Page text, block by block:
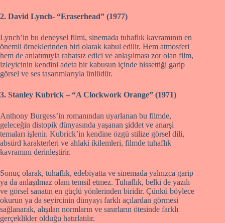
2. David Lynch- “Eraserhead” (1977)
Lynch’in bu deneysel filmi, sinemada tuhaflık kavramının en
önemli örneklerinden biri olarak kabul edilir. Hem atmosferi
hem de anlatımıyla rahatsız edici ve anlaşılması zor olan film,
izleyicinin kendini adeta bir kabusun içinde hissettiği garip
görsel ve ses tasarımlarıyla ünlüdür.
3. Stanley Kubrick – “A Clockwork Orange” (1971)
Anthony Burgess’in romanından uyarlanan bu filmde,
geleceğin distopik dünyasında yaşanan şiddet ve anarşi
temaları işlenir. Kubrick’in kendine özgü stilize görsel dili,
absürd karakterleri ve ahlaki ikilemleri, filmde tuhaflık
kavramını derinleştirir.
Sonuç olarak, tuhaflık, edebiyatta ve sinemada yalnızca garip
ya da anlaşılmaz olanı temsil etmez. Tuhaflık, belki de yazılı
ve görsel sanatın en güçlü yönlerinden biridir. Çünkü böylece
okurun ya da seyircinin dünyayı farklı açılardan görmesi
sağlanarak, alışılan normların ve sınırların ötesinde farklı
gerçeklikler olduğu hatırlatılır.